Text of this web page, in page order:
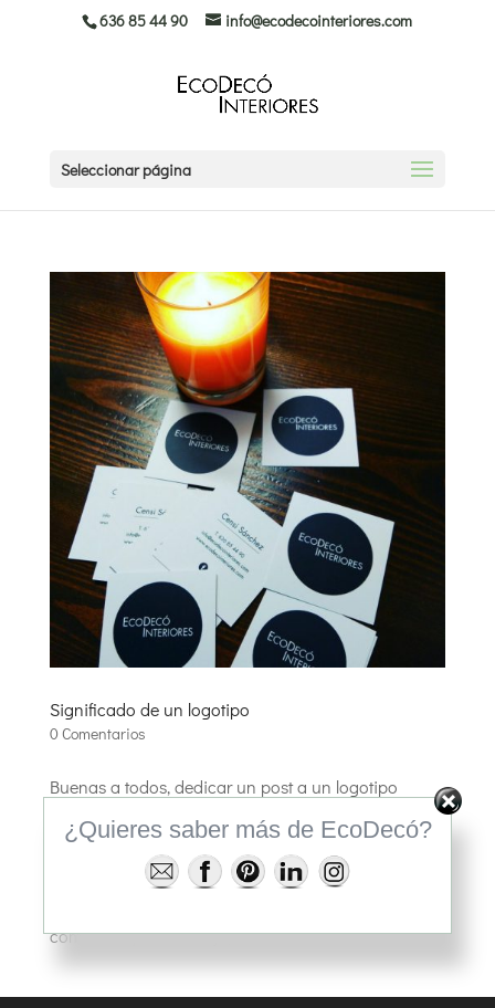
636 85 44 90 info@ecodecointeriores.com
Seleccionar página
Significado de un logotipo
0 Comentarios
Buenas a todos, dedicar un post a un logotipo
puede que resulte poco original, sin embargo,
¿Comprenden las personas el significado, la
conexión con aquello a lo que representan? Es por
como vivo yo mi trabajo, mi...
¿Quieres saber más de EcoDecó?